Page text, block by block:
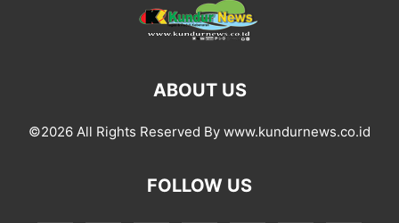
ABOUT US
©2026 All Rights Reserved By www.kundurnews.co.id
FOLLOW US